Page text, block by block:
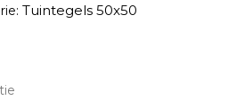
Tuintegels 50x50